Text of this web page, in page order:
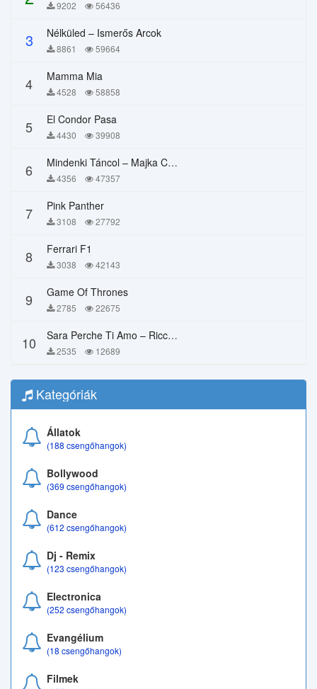
9202 56436
3 Nélküled – Ismerős Arcok
8861 59664
4 Mamma Mia
4528 58858
5 El Condor Pasa
4430 39908
6 Mindenki Táncol – Majka Curtis, Péter Majoros
4356 47357
7 Pink Panther
3108 27792
8 Ferrari F1
3038 42143
9 Game Of Thrones
2785 22675
10 Sara Perche Ti Amo – Ricchi E Poveri
2535 12689
Kategóriák
Állatok
(188 csengőhangok)
Bollywood
(369 csengőhangok)
Dance
(612 csengőhangok)
Dj - Remix
(123 csengőhangok)
Electronica
(252 csengőhangok)
Evangélium
(18 csengőhangok)
Filmek